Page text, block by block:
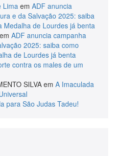
Lima em ADF anuncia
e da Salvação 2025: saiba
Medalha de Lourdes já benta
em ADF anuncia campanha
2025: saiba como
de Lourdes já benta
contra os males de um
SILVA em A Imaculada
para São Judas Tadeu!